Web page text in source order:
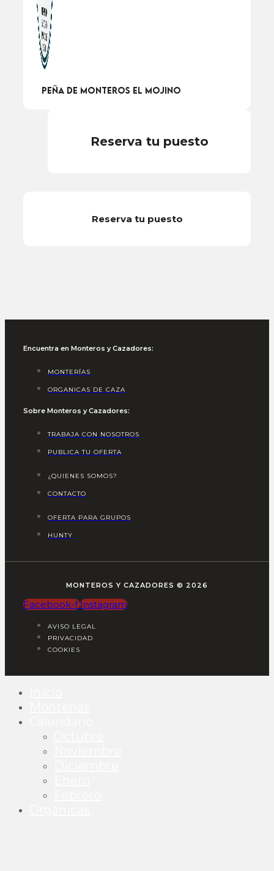
Peña de Monteros el Mojino
Reserva tu puesto
Reserva tu puesto
Encuentra en Monteros y Cazadores:
MONTERÍAS
ORGANICAS DE CAZA
Sobre Monteros y Cazadores:
TRABAJA CON NOSOTROS
PUBLICA TU OFERTA
¿QUIENES SOMOS?
CONTACTO
OFERTA PARA GRUPOS
HUNTY
MONTEROS Y CAZADORES © 2026
Facebook-f Instagram
AVISO LEGAL
PRIVACIDAD
COOKIES